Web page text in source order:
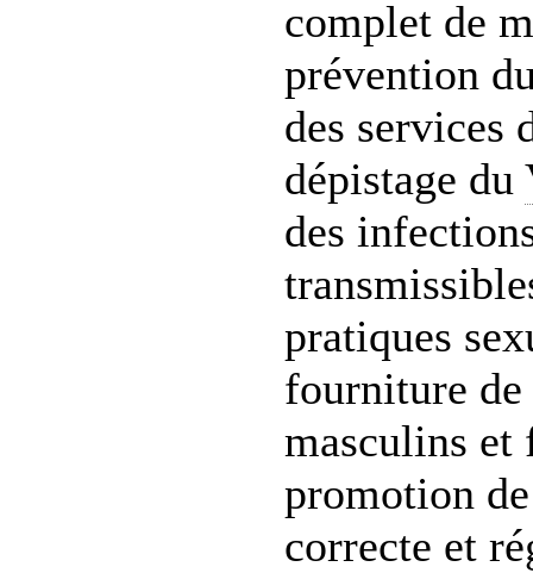
complet de
prévention
des services
dépistage du
des
pratiques
fourniture
masculins et
promotion
correcte et